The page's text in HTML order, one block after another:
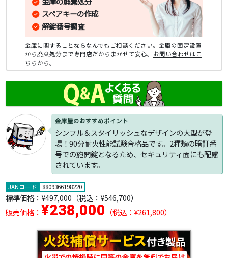
金庫屋のおすすめポイント
シンプル＆スタイリッシュなデザインの大型が登
場！90分耐火性能試験合格品です。2種類の暗証番
号での施開錠となるため、セキュリティ面にも配慮
されています。
JANコード 8809366198220
標準価格： ¥497,000 （税込：¥546,700）
販売価格： ¥238,000 （税込：¥261,800）
スペアキーの作成
解錠番号調査
金庫に関することならなんでもご相談ください。金庫の固定設置
から廃棄処分まで専門店だからまかせて安心。 お問い合わせはこ
ちらから。